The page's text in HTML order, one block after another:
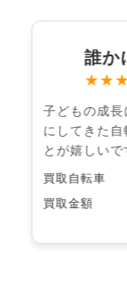
誰か
子どもの成
にしてきた
とが嬉しいで
買取自転車
買取金額